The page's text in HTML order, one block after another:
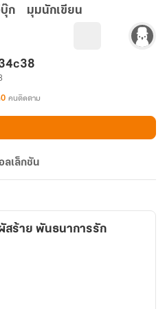
ก มุมนักเขียน
0 คนติดตาม
ลเล็กชัน
The Veil สัมผัสร้าย พันธนาการรัก